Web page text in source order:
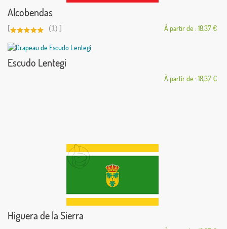
Alcobendas
[ (1) ] À partir de : 18,37 €
Escudo Lentegi
À partir de : 18,37 €
Higuera de la Sierra